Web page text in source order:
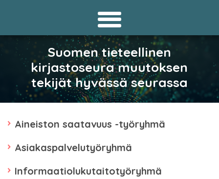
Suomen tieteellinen
kirjastoseura muutoksen
tekijät hyvässä seurassa
Aineiston saatavuus -työryhmä
Asiakaspalvelutyöryhmä
Informaatiolukutaitotyöryhmä